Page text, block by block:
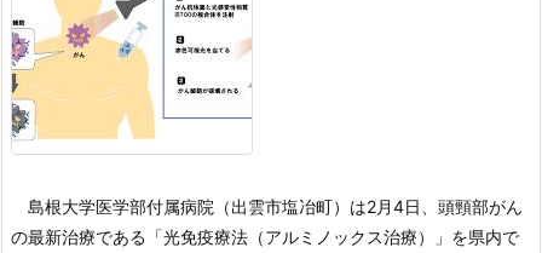
島根大学医学部付属病院（出雲市塩冶町）は2月4日、頭頸部がん
の最新治療である「光免疫療法（アルミノックス治療）」を県内で